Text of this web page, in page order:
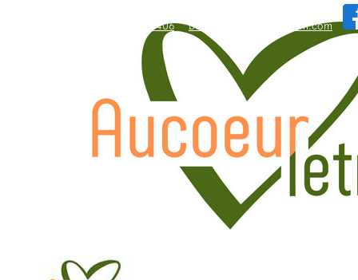
WhatsApp: +84.909.426.406 bonjour@aucoeurvietnam.com